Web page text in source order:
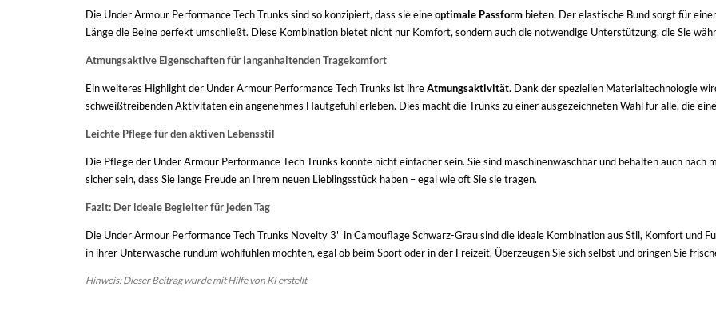
Die Under Armour Performance Tech Trunks sind so konzipiert, dass sie eineoptimale Passform bieten. Der elastische Bund sorgt für
Länge die Beine perfekt umschließt. Diese Kombination bietet nicht nur Komfort, sondern auch die notwendige Unterstützung, die Sie
Atmungsaktive Eigenschaften für langanhaltenden Tragekomfort
Ein weiteres Highlight der Under Armour Performance Tech Trunks ist ihreAtmungsaktivität. Dank der speziellen Materialtechnologie
schweißtreibenden Aktivitäten ein angenehmes Hautgefühl erleben. Dies macht die Trunks zu einer ausgezeichneten Wahl für alle, die
Leichte Pflege für den aktiven Lebensstil
Die Pflege der Under Armour Performance Tech Trunks könnte nicht einfacher sein. Sie sind maschinenwaschbar und behalten auch nach
sicher sein, dass Sie lange Freude an Ihrem neuen Lieblingsstück haben – egal wie oft Sie sie tragen.
Fazit: Der ideale Begleiter für jeden Tag
Die Under Armour Performance Tech Trunks Novelty 3'' in Camouflage Schwarz-Grau sind die ideale Kombination aus Stil, Komfort und
in ihrer Unterwäsche rundum wohlfühlen möchten, egal ob beim Sport oder in der Freizeit. Überzeugen Sie sich selbst und bringen Sie
Hinweis: Dieser Beitrag wurde mit Hilfe von KI erstellt